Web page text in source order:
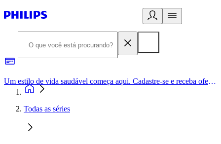
Um estilo de vida saudável começa aqui. Cadastre-se e receba ofertas exclusivas.
Todas as séries